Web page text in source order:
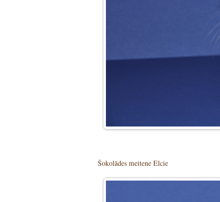
Šokolādes meitene Elcie